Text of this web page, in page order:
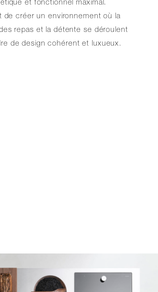
et fonctionnel maximal.
de créer un environnement où la
repas et la détente se déroulent
de design cohérent et luxueux.